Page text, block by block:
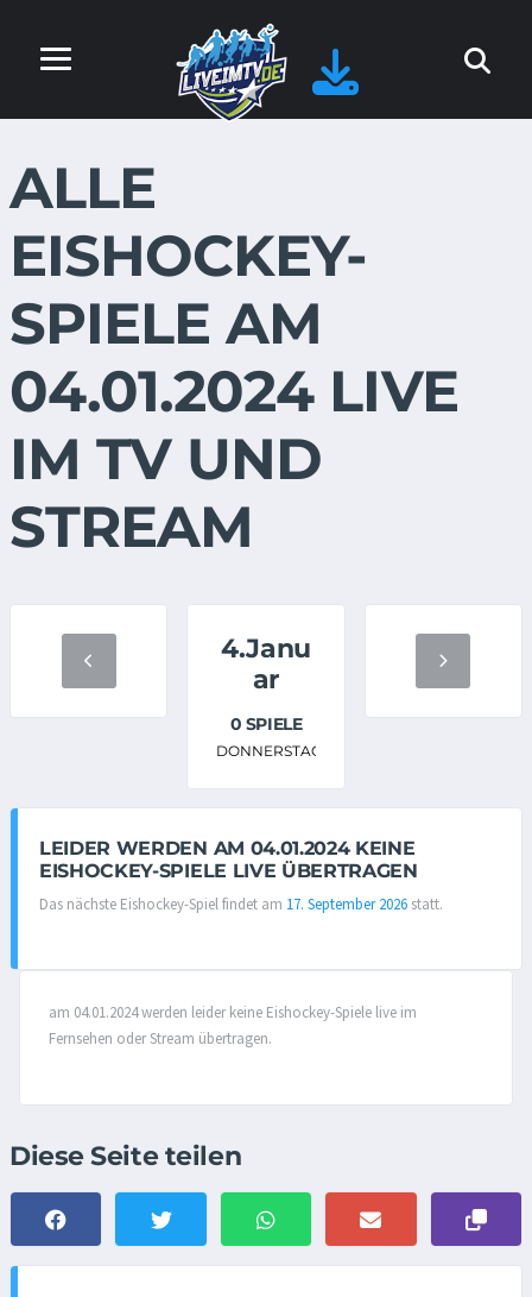
ALLE
EISHOCKEY-
SPIELE AM
04.01.2024 LIVE
IM TV UND
STREAM
4.Janu
ar
0 SPIELE
DONNERSTAG
LEIDER WERDEN AM 04.01.2024 KEINE
EISHOCKEY-SPIELE LIVE ÜBERTRAGEN
Das nächste Eishockey-Spiel findet am 17. September 2026 statt.
am 04.01.2024 werden leider keine Eishockey-Spiele live im
Fernsehen oder Stream übertragen.
Diese Seite teilen